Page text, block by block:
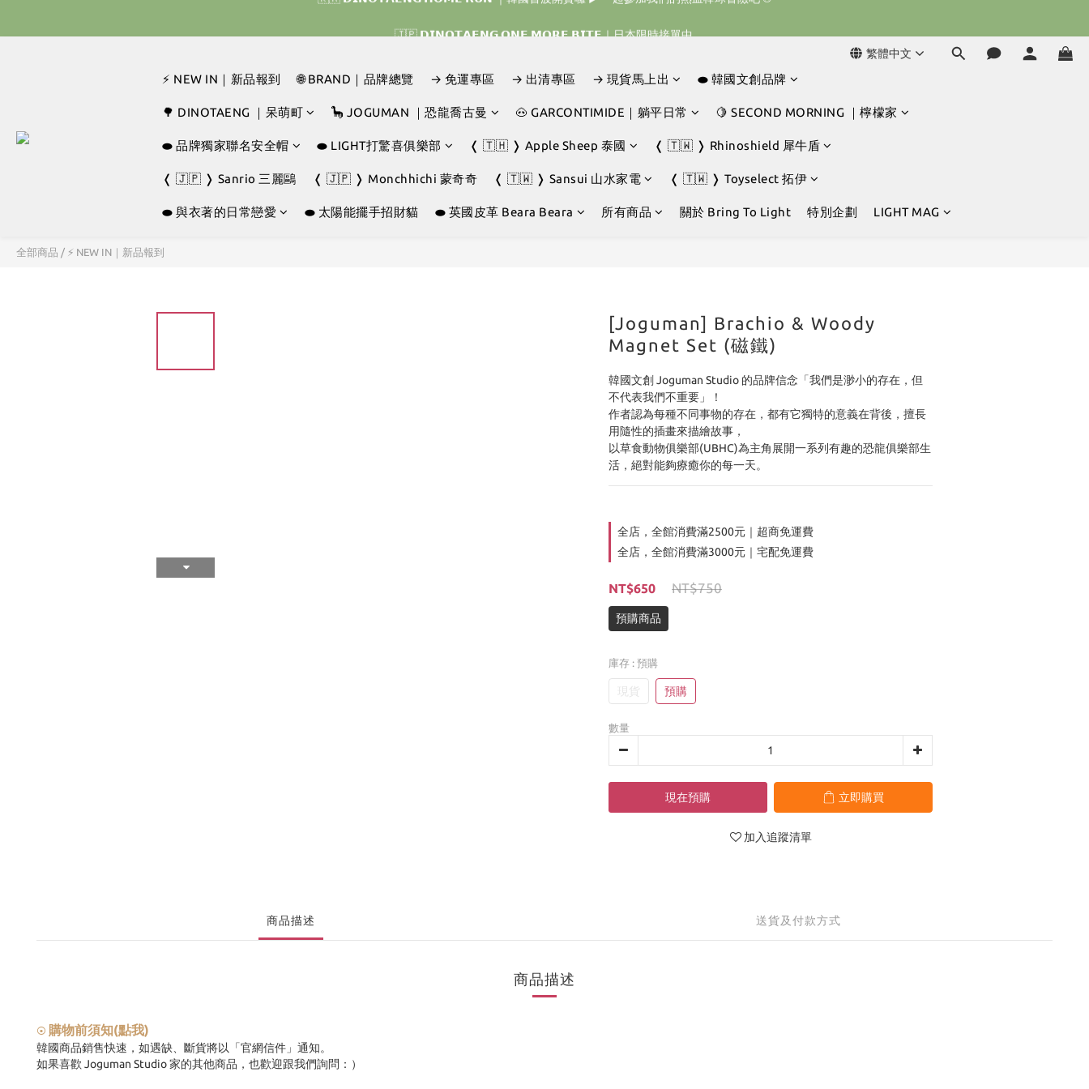
🇹🇭‎⚡︎ 泰國限定 ☘️買手機殼送掛繩‎ ⚡︎⚡︎ 【 雙子星、帕恰狗、布丁狗、大耳狗、蒙奇奇、Hello Kitty 、Disney 】 ▶ 任兩件免運｜ ▶ 7/30(四) – 8/1(六)
🇰🇷 𝗗𝗜𝗡𝗢𝗧𝗔𝗘𝗡𝗚 𝗛𝗢𝗠𝗘 𝗥𝗨𝗡 ｜韓國首波開賣囉 ▶ 一起參加我們的熱血棒球冒險吧 ⚾️
繁體中文
⚡ NEW IN｜新品報到 🌐 BRAND｜品牌總覽 → 免運專區 → 出清專區 → 現貨馬上出 ⬬ 韓國文創品牌
🌳 DINOTAENG ｜呆萌町 🦕 JOGUMAN ｜恐龍喬古曼 🐽 GARCONTIMIDE｜躺平日常 🍋 SECOND MORNING ｜檸檬家
⬬ 品牌獨家聯名安全帽 ⬬ LIGHT打驚喜俱樂部 ❬ 🇹🇭 ❭ Apple Sheep 泰國 ❬ 🇹🇼 ❭ Rhinoshield 犀牛盾
❬ 🇯🇵 ❭ Sanrio 三麗鷗 ❬ 🇯🇵 ❭ Monchhichi 蒙奇奇 ❬ 🇹🇼 ❭ Sansui 山水家電 ❬ 🇹🇼 ❭ Toyselect 拓伊
⬬ 與衣著的日常戀愛 ⬬ 太陽能擺手招財貓 ⬬ 英國皮革 Beara Beara 所有商品 關於 Bring To Light 特別企劃 LIGHT MAG
全部商品 / ⚡ NEW IN｜新品報到
[Joguman] Brachio & Woody
Magnet Set (磁鐵)
韓國文創 Joguman Studio 的品牌信念「我們是渺小的存在，但
不代表我們不重要」！
作者認為每種不同事物的存在，都有它獨特的意義在背後，擅長
用隨性的插畫來描繪故事，
以草食動物俱樂部(UBHC)為主角展開一系列有趣的恐龍俱樂部生
活，絕對能夠療癒你的每一天。
全店，全館消費滿2500元｜超商免運費
全店，全館消費滿3000元｜宅配免運費
NT$650 NT$750
預購商品
庫存 : 預購
現貨 預購
數量
現在預購 立即購買
加入追蹤清單
商品描述 送貨及付款方式
商品描述
⦿ 購物前須知(點我)
韓國商品銷售快速，如遇缺、斷貨將以「官網信件」通知。
如果喜歡 Joguman Studio 家的其他商品，也歡迎跟我們詢問：）